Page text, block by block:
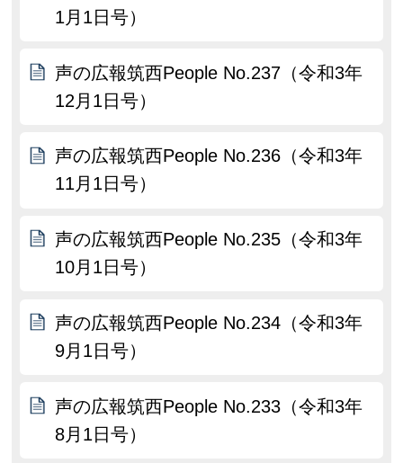
1月1日号）
声の広報筑西People No.237（令和3年
12月1日号）
声の広報筑西People No.236（令和3年
11月1日号）
声の広報筑西People No.235（令和3年
10月1日号）
声の広報筑西People No.234（令和3年
9月1日号）
声の広報筑西People No.233（令和3年
8月1日号）